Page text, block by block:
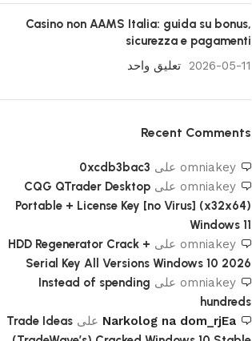
Casino non AAMS Italia: guida su bonus,
sicurezza e pagamenti
2026-05-11 تعليق واحد
Recent Comments
omniakey على 0xcdb3bac3
omniakey علىCQG QTrader Desktop
Portable + License Key [no Virus] (x32x64)
Windows 11
omniakey على HDD Regenerator Crack +
Serial Key All Versions Windows 10 2026
omniakey على Instead of spending
hundreds
Narkolog na dom_rjEa علىTrade Ideas